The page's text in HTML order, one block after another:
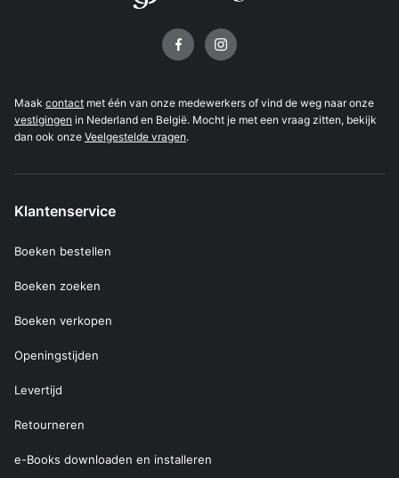
Maak contact met één van onze medewerkers of vind de weg naar onze
vestigingen in Nederland en België. Mocht je met een vraag zitten, bekijk
dan ook onze Veelgestelde vragen.
Klantenservice
Boeken bestellen
Boeken zoeken
Boeken verkopen
Openingstijden
Levertijd
Retourneren
e-Books downloaden en installeren